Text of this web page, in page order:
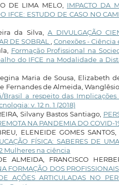
DE LIMA MELO, IMPACTO DA
IFCE: ESTUDO DE CASO NO
da Silva,A DIVULGAÇÃO
DE SOBRAL
Conexões - Ciência
Formação Profissional na
do IFCE na Modalidade a
Maria de Sousa, Elizabeth
Fernandes de Almeida,
Brasil a respeito das
v. 12 n. 1 (2018)
Silvany Bastos Santiago,
NA PANDEMIA DO COVID-
ELENEIDE GOMES
FÍSICA: SABERES DE
Mulheres na ciência
ALMEIDA, FRANCISCO
FORMAÇÃO DOS
AÇÕES ARTICULADAS NO